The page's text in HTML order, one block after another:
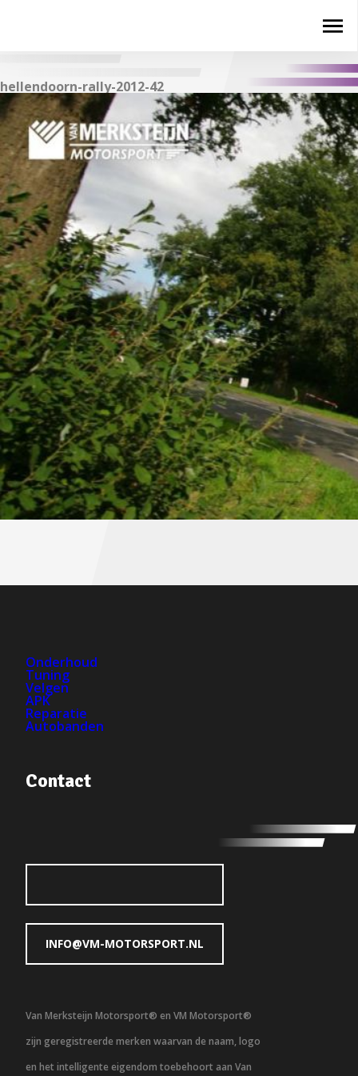
hellendoorn-rally-2012-42
Onderhoud
Tuning
Velgen
APK
Reparatie
Autobanden
Contact
INFO@VM-MOTORSPORT.NL
Van Merksteijn Motorsport® en VM Motorsport®
zijn geregistreerde merken waarvan de naam, logo
en het intelligente eigendom toebehoort aan Van